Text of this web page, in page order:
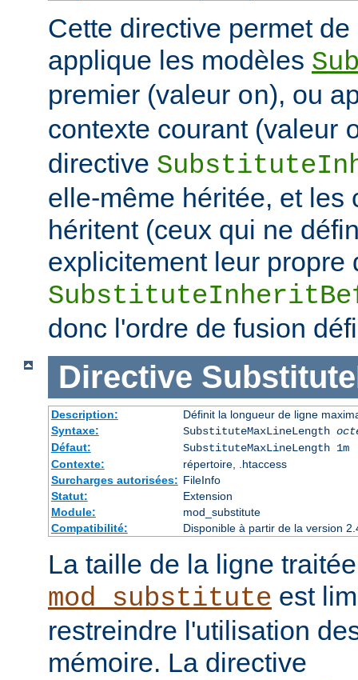
Cette directive permet
applique les modèles
premier (valeur on), ou
contexte courant (valeur
directive
elle-même héritée, et les
héritent (ceux qui ne
explicitement leur propre
donc l'ordre de fusion
Directive
Description:
Définit la longueur de ligne
Syntaxe:
SubstituteMaxLineLength
Défaut:
SubstituteMaxLineLength 1m
Contexte:
répertoire, .htaccess
Surcharges autorisées: FileInfo
Statut:
Extension
Module:
mod_substitute
Compatibilité:
Disponible à partir de la version
La taille de la ligne
mod_substitute est
restreindre l'utilisation
mémoire. La directive